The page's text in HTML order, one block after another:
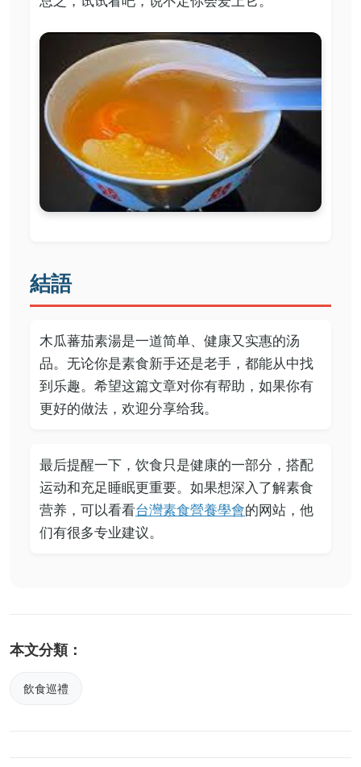
結語
木瓜蕃茄素湯是一道简单、健康又实惠的汤
品。无论你是素食新手还是老手，都能从中找
到乐趣。希望这篇文章对你有帮助，如果你有
更好的做法，欢迎分享给我。
最后提醒一下，饮食只是健康的一部分，搭配
运动和充足睡眠更重要。如果想深入了解素食
营养，可以看看台灣素食營養學會的网站，他
们有很多专业建议。
本文分類：
飲食巡禮